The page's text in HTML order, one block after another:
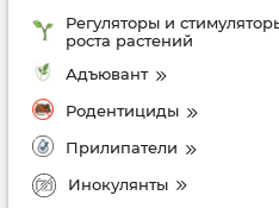
Регуляторы и
роста растений
Адъювант
Родентициды
Прилипатели
Инокулянты